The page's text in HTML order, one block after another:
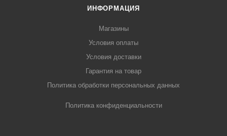
ИНФОРМАЦИЯ
Магазины
Условия оплаты
Условия доставки
Гарантия на товар
Политика обработки персональных данных
Политика конфиденциальности